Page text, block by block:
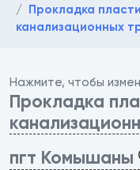
Прокладка
канализационных
Нажмите, чтобы
Прокладка
пгт Комышаны